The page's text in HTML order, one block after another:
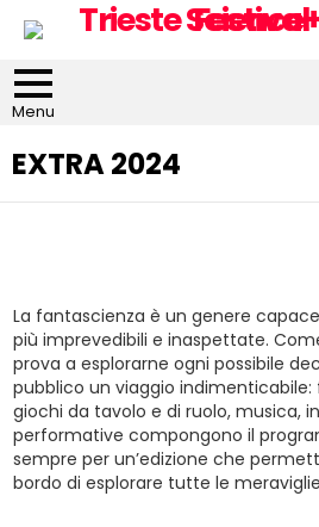
Menu
EXTRA 2024
La fantascienza è un genere
più imprevedibili e inaspettate.
prova a esplorarne ogni possibile
pubblico un viaggio
giochi da tavolo e di ruolo, musica,
performative compongono il
sempre per un’edizione che
bordo di esplorare tutte le